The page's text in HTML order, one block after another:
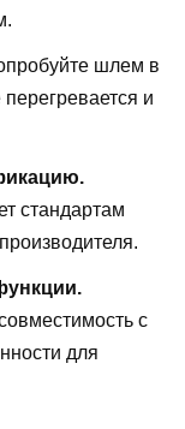
шлем в
и
стандартам
с
для